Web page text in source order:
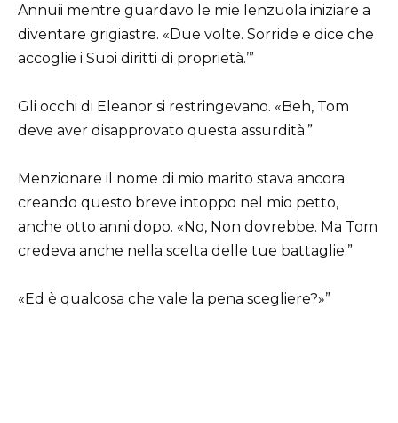
Annuii mentre guardavo le mie lenzuola iniziare a
diventare grigiastre. «Due volte. Sorride e dice che
accoglie i Suoi diritti di proprietà.’”
Gli occhi di Eleanor si restringevano. «Beh, Tom
deve aver disapprovato questa assurdità.”
Menzionare il nome di mio marito stava ancora
creando questo breve intoppo nel mio petto,
anche otto anni dopo. «No, Non dovrebbe. Ma Tom
credeva anche nella scelta delle tue battaglie.”
«Ed è qualcosa che vale la pena scegliere?»”